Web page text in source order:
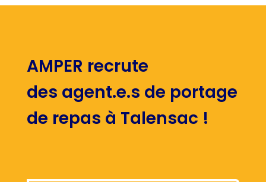
AMPER recrute
des agent.e.s de portage
de repas à Talensac !